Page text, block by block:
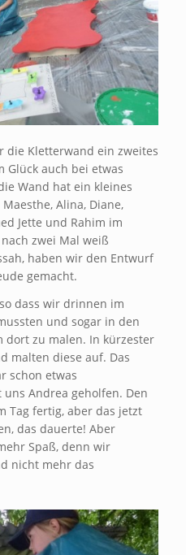
die Kletterwand ein zweites
Glück auch bei etwas
Wand hat ein kleines
Alina, Diane,
Jette und Rahim im
zwei Mal weiß
haben wir den Entwurf
gemacht.
dass wir drinnen im
und sogar in den
dort zu malen. In kürzester
malten diese auf. Das
schon etwas
Andrea geholfen. Den
Tag fertig, aber das jetzt
das dauerte! Aber
Spaß, denn wir
nicht mehr das